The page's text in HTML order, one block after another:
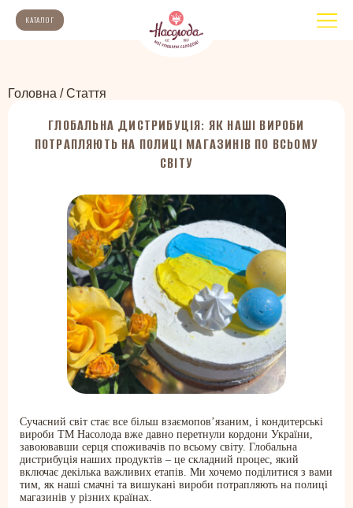
КАТАЛОГ
Головна /Стаття
ГЛОБАЛЬНА ДИСТРИБУЦІЯ: ЯК НАШІ ВИРОБИ
ПОТРАПЛЯЮТЬ НА ПОЛИЦІ МАГАЗИНІВ ПО ВСЬОМУ
СВІТУ
Сучасний світ стає все більш взаємопов’язаним, і кондитерські
вироби ТМ Насолода вже давно перетнули кордони України,
завоювавши серця споживачів по всьому світу. Глобальна
дистрибуція наших продуктів – це складний процес, який
включає декілька важливих етапів. Ми хочемо поділитися з вами
тим, як наші смачні та вишукані вироби потрапляють на полиці
магазинів у різних країнах.